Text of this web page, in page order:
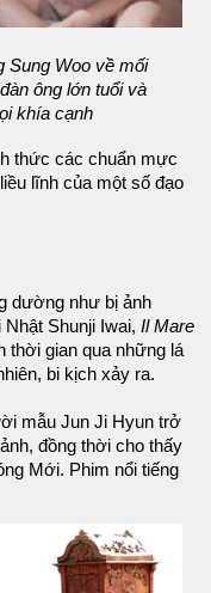
Sung Woo về mối
ông lớn tuổi và
khía cạnh
thức các chuẩn mực
lĩnh của một số đạo
dường như bị ảnh
Shunji Iwai, Il Mare
thời gian qua những lá
bi kịch xảy ra.
mẫu Jun Ji Hyun trở
đồng thời cho thấy
Mới. Phim nổi tiếng